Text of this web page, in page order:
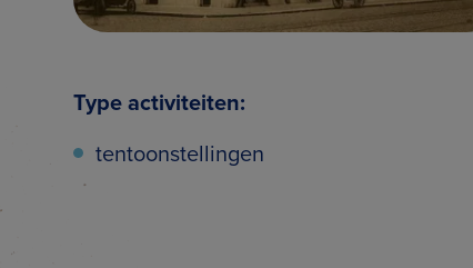
Type activiteiten:
tentoonstellingen